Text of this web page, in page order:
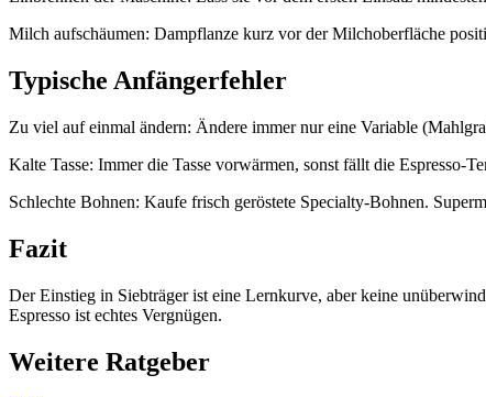
Milch aufschäumen: Dampflanze kurz vor der Milchoberfläche
Typische Anfängerfehler
Zu viel auf einmal ändern: Ändere immer nur eine Variable
Kalte Tasse: Immer die Tasse vorwärmen, sonst fällt die Espresso-
Schlechte Bohnen: Kaufe frisch geröstete Specialty-Bohnen.
Fazit
Der Einstieg in Siebträger ist eine Lernkurve, aber keine
Espresso ist echtes Vergnügen.
Weitere Ratgeber